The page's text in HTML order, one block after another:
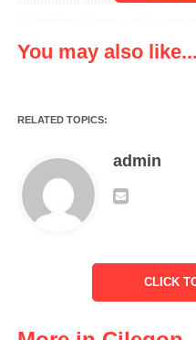
keluarga di Saung Pagem
Sabtu (18/02/2023)
keluarga, Bagi-bagi kado dan
Saat diwawancarai beberapa
mengatakan, alhamdulillah
rangka memperingati tali
KCM Kelurahan Warnasari.
You may also like...
RELATED TOPICS:
admin
CLICK